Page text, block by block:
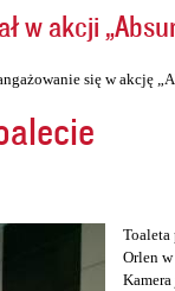
w akcji
się w akcję
Toaleta
Orlen